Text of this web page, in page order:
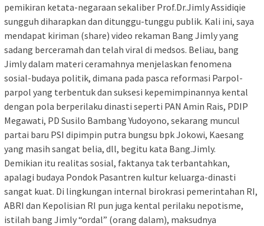
pemikiran ketata-negaraan sekaliber Prof.Dr.Jimly Assidiqie
sungguh diharapkan dan ditunggu-tunggu publik. Kali ini, saya
mendapat kiriman (share) video rekaman Bang Jimly yang
sadang berceramah dan telah viral di medsos. Beliau, bang
Jimly dalam materi ceramahnya menjelaskan fenomena
sosial-budaya politik, dimana pada pasca reformasi Parpol-
parpol yang terbentuk dan suksesi kepemimpinannya kental
dengan pola berperilaku dinasti seperti PAN Amin Rais, PDIP
Megawati, PD Susilo Bambang Yudoyono, sekarang muncul
partai baru PSI dipimpin putra bungsu bpk Jokowi, Kaesang
yang masih sangat belia, dll, begitu kata Bang.Jimly.
Demikian itu realitas sosial, faktanya tak terbantahkan,
apalagi budaya Pondok Pasantren kultur keluarga-dinasti
sangat kuat. Di lingkungan internal birokrasi pemerintahan RI,
ABRI dan Kepolisian RI pun juga kental perilaku nepotisme,
istilah bang Jimly “ordal” (orang dalam), maksudnya